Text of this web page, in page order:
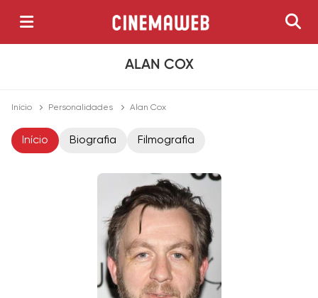
ALAN COX
Início Personalidades Alan Cox
Início Biografia Filmografia